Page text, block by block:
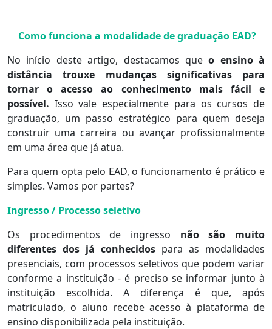
Como funciona a modalidade de graduação EAD?
No início deste artigo, destacamos queo ensino à
distância trouxe mudanças significativas para
tornar o acesso ao conhecimento mais fácil e
possível. Isso vale especialmente para os cursos de
graduação, um passo estratégico para quem deseja
construir uma carreira ou avançar profissionalmente
em uma área que já atua.
Para quem opta pelo EAD, o funcionamento é prático e
simples. Vamos por partes?
Ingresso / Processo seletivo
Os procedimentos de ingresso não são muito
diferentes dos já conhecidos para as modalidades
presenciais, com processos seletivos que podem variar
conforme a instituição - é preciso se informar junto à
instituição escolhida. A diferença é que, após
matriculado, o aluno recebe acesso à plataforma de
ensino disponibilizada pela instituição.